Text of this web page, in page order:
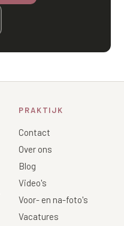
PRAKTIJK
Contact
Over ons
Blog
Video's
Voor- en na-foto's
Vacatures